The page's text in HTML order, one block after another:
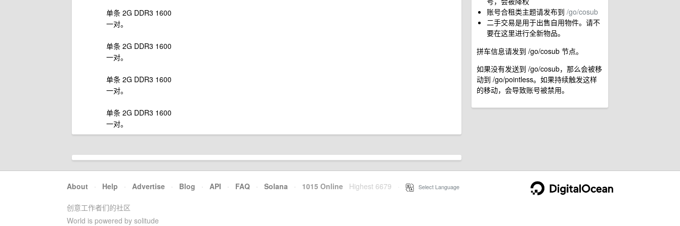
账号合租类主题请发布到 /go/cosub
二手交易是用于出售自用物件。请不
要在这里进行全新物品。
拼车信息请发到 /go/cosub 节点。
如果没有发送到 /go/cosub，那么会被移
动到 /go/pointless。如果持续触发这样
的移动，会导致账号被禁用。
单条 2G DDR3 1600
一对。
单条 2G DDR3 1600
一对。
单条 2G DDR3 1600
一对。
单条 2G DDR3 1600
一对。
About · Help · Advertise · Blog · API · FAQ · Solana · 1015 Online Highest 6679 Select Language
创意工作者们的社区
World is powered by solitude